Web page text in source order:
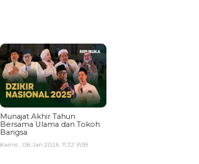
Munajat Akhir Tahun
Bersama Ulama dan Tokoh
Bangsa
Kamis , 08 Jan 2026, 11:32 WIB